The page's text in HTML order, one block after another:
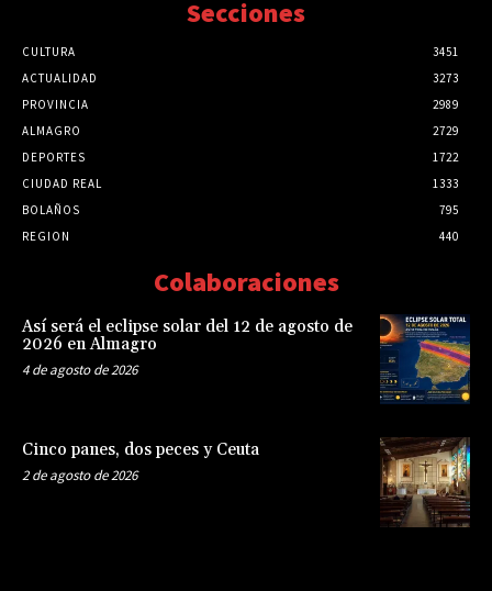
Secciones
CULTURA
3451
ACTUALIDAD
3273
PROVINCIA
2989
ALMAGRO
2729
DEPORTES
1722
CIUDAD REAL
1333
BOLAÑOS
795
REGION
440
Colaboraciones
Así será el eclipse solar del 12 de agosto de
2026 en Almagro
4 de agosto de 2026
Cinco panes, dos peces y Ceuta
2 de agosto de 2026